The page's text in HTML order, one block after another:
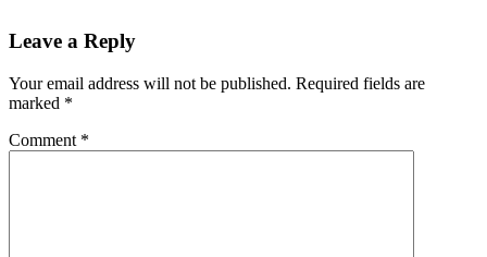
Leave a Reply
Your email address will not be published. Required fields are
marked *
Comment *